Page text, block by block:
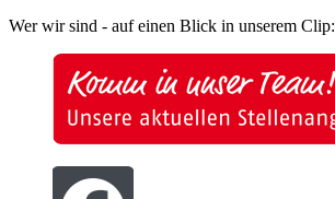
Wer wir sind - auf einen Blick in unserem Clip: